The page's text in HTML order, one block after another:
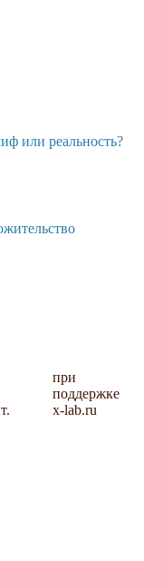
или реальность?
при
поддержке
x-lab.ru